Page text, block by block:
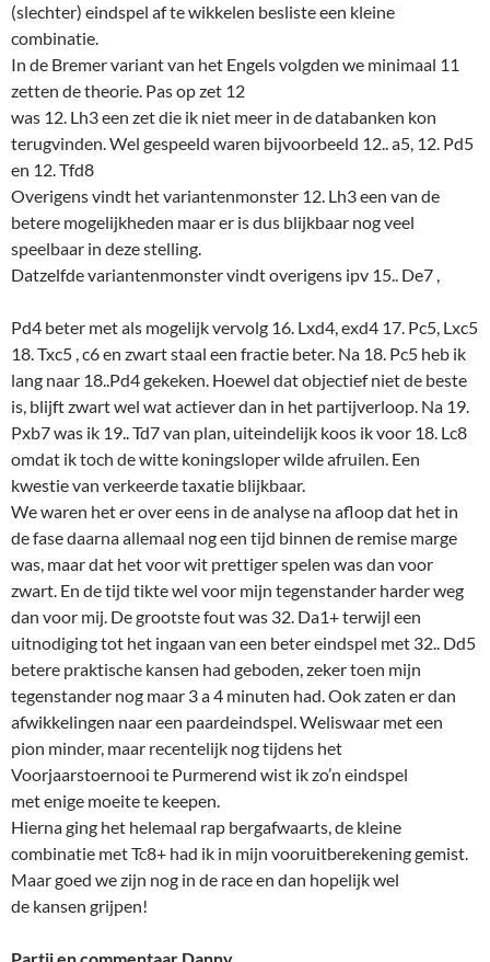
(slechter) eindspel af te wikkelen besliste een kleine
combinatie.
In de Bremer variant van het Engels volgden we minimaal 11
zetten de theorie. Pas op zet 12
was 12. Lh3 een zet die ik niet meer in de databanken kon
terugvinden. Wel gespeeld waren bijvoorbeeld 12.. a5, 12. Pd5
en 12. Tfd8
Overigens vindt het variantenmonster 12. Lh3 een van de
betere mogelijkheden maar er is dus blijkbaar nog veel
speelbaar in deze stelling.
Datzelfde variantenmonster vindt overigens ipv 15.. De7 ,
Pd4 beter met als mogelijk vervolg 16. Lxd4, exd4 17. Pc5, Lxc5
18. Txc5 , c6 en zwart staal een fractie beter. Na 18. Pc5 heb ik
lang naar 18..Pd4 gekeken. Hoewel dat objectief niet de beste
is, blijft zwart wel wat actiever dan in het partijverloop. Na 19.
Pxb7 was ik 19.. Td7 van plan, uiteindelijk koos ik voor 18. Lc8
omdat ik toch de witte koningsloper wilde afruilen. Een
kwestie van verkeerde taxatie blijkbaar.
We waren het er over eens in de analyse na afloop dat het in
de fase daarna allemaal nog een tijd binnen de remise marge
was, maar dat het voor wit prettiger spelen was dan voor
zwart. En de tijd tikte wel voor mijn tegenstander harder weg
dan voor mij. De grootste fout was 32. Da1+ terwijl een
uitnodiging tot het ingaan van een beter eindspel met 32.. Dd5
betere praktische kansen had geboden, zeker toen mijn
tegenstander nog maar 3 a 4 minuten had. Ook zaten er dan
afwikkelingen naar een paardeindspel. Weliswaar met een
pion minder, maar recentelijk nog tijdens het
Voorjaarstoernooi te Purmerend wist ik zo’n eindspel
met enige moeite te keepen.
Hierna ging het helemaal rap bergafwaarts, de kleine
combinatie met Tc8+ had ik in mijn vooruitberekening gemist.
Maar goed we zijn nog in de race en dan hopelijk wel
de kansen grijpen!